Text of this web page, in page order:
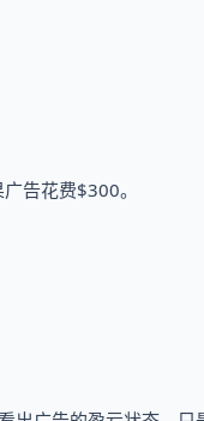
告花费$300。